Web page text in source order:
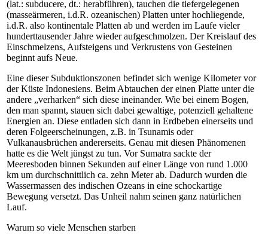
(lat.: subducere, dt.: herabführen), tauchen die tiefergelegenen
(masseärmeren, i.d.R. ozeanischen) Platten unter hochliegende,
i.d.R. also kontinentale Platten ab und werden im Laufe vieler
hunderttausender Jahre wieder aufgeschmolzen. Der Kreislauf des
Einschmelzens, Aufsteigens und Verkrustens von Gesteinen
beginnt aufs Neue.
Eine dieser Subduktionszonen befindet sich wenige Kilometer vor
der Küste Indonesiens. Beim Abtauchen der einen Platte unter die
andere „verharken“ sich diese ineinander. Wie bei einem Bogen,
den man spannt, stauen sich dabei gewaltige, potenziell gehaltene
Energien an. Diese entladen sich dann in Erdbeben einerseits und
deren Folgeerscheinungen, z.B. in Tsunamis oder
Vulkanausbrüchen andererseits. Genau mit diesen Phänomenen
hatte es die Welt jüngst zu tun. Vor Sumatra sackte der
Meeresboden binnen Sekunden auf einer Länge von rund 1.000
km um durchschnittlich ca. zehn Meter ab. Dadurch wurden die
Wassermassen des indischen Ozeans in eine schockartige
Bewegung versetzt. Das Unheil nahm seinen ganz natürlichen
Lauf.
Warum so viele Menschen starben